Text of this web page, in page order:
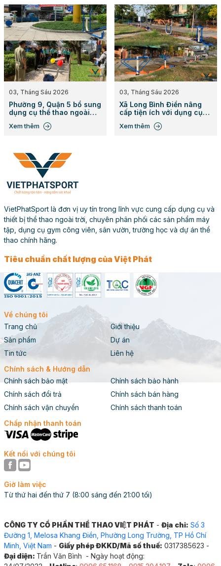
03, Tháng Sáu 2026
Phường 9, Quận 5 bổ sung
dụng cụ thể thao ngoài
Xem thêm
03, Tháng Sáu 2026
Xã Long Bình Điền nâng
cấp tiện ích với dụng cụ
Xem thêm
VietPhatSport là đơn vị uy tín trong lĩnh vực cung cấp dụng cụ và
thiết bị thể thao ngoài trời, chuyên phân phối các sản phẩm máy
tập, dụng cụ gym công viên, sân vườn, trường học và dự án thể
thao chính hãng.
Tiêu chuẩn chất lượng của Việt Phát
Về chúng tôi
Trang chủ
Giới thiệu
Sản phẩm
Dự án
Tin tức
Liên hệ
Chính sách & Hướng dẫn
Chính sách bảo mật
Chính sách bảo hành
Chính sách đổi trả
Chính sách bán hàng
Chính sách vận chuyển
Chính sách thanh toán
Chấp nhận thanh toán
Kết nối với chúng tôi
Giờ làm việc
Từ thứ hai đến thứ 7 (8:00 sáng đến 21:00 tối)
CÔNG TY CỔ PHẦN THỂ THAO VIỆT PHÁT - Địa chỉ: Số 3
Đường 1, Melosa Khang Điền, Phường Long Trường, TP Hồ Chí
Minh, Việt Nam - Giấy phép ĐKKD/Mã số thuế: 0317385623 -
Đại diện: Trần Văn Bình - Ngày hoạt động: